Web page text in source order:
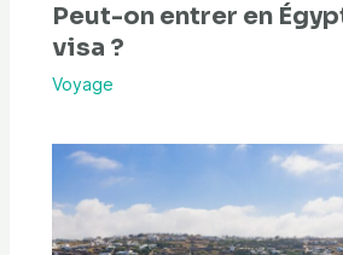
Peut-on entrer en
visa ?
Voyage